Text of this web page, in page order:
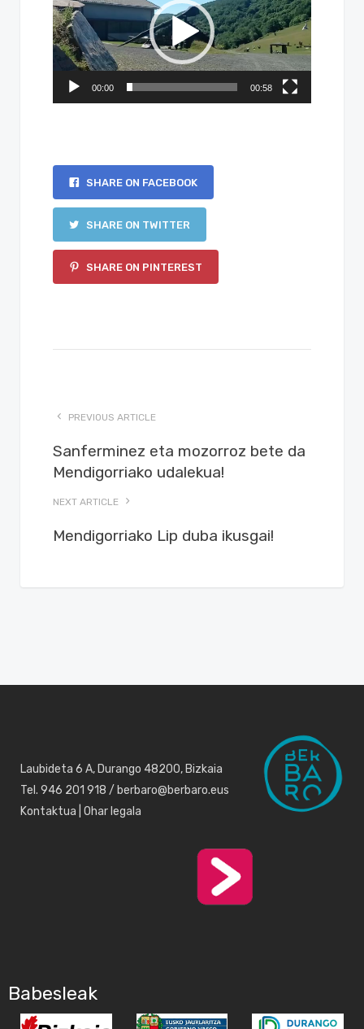
00:00 00:58
SHARE ON FACEBOOK
SHARE ON TWITTER
SHARE ON PINTEREST
PREVIOUS ARTICLE
Sanferminez eta mozorroz bete da
Mendigorriako udalekua!
NEXT ARTICLE
Mendigorriako Lip duba ikusgai!
Laubideta 6 A, Durango 48200, Bizkaia
Tel. 946 201 918 / berbaro@berbaro.eus
Kontaktua Ohar legala
Babesleak